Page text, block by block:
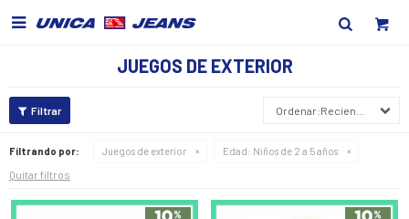

JUEGOS DE EXTERIOR
Recientes
Filtrando por: Juegos de exterior Edad: Niños de 2 a 5 años
Quitar filtros